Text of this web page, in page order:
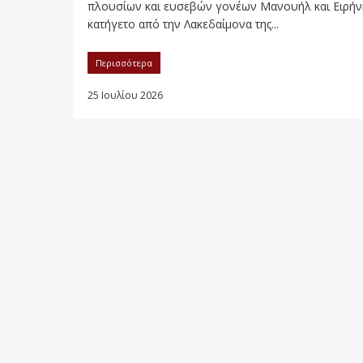
πλουσίων και ευσεβών γονέων Μανουήλ και
κατήγετο από την Λακεδαίμονα της...
Περισσότερα
25 Ιουλίου 2026